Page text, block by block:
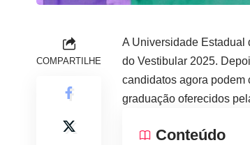
COMPARTILHE
A Universidade Estadual
do Vestibular 2025.
candidatos agora podem
graduação oferecidos
Conteúdo